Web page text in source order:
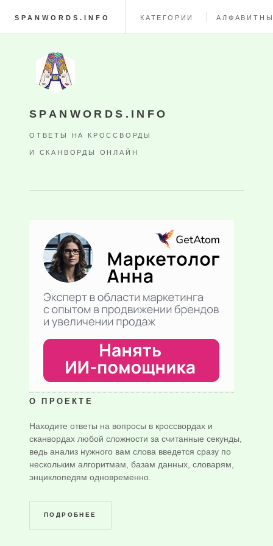
SPANWORDS.INFO КАТЕГОРИИ
SPANWORDS.INFO
ОТВЕТЫ НА КРОССВОРДЫ
И СКАНВОРДЫ ОНЛАЙН
О ПРОЕКТЕ
Находите ответы на вопросы в кроссвордах и
сканвордах любой сложности за считанные секунды,
ведь анализ нужного вам слова введется сразу по
нескольким алгоритмам, базам данных, словарям,
энциклопедям одновременно.
ПОДРОБНЕЕ